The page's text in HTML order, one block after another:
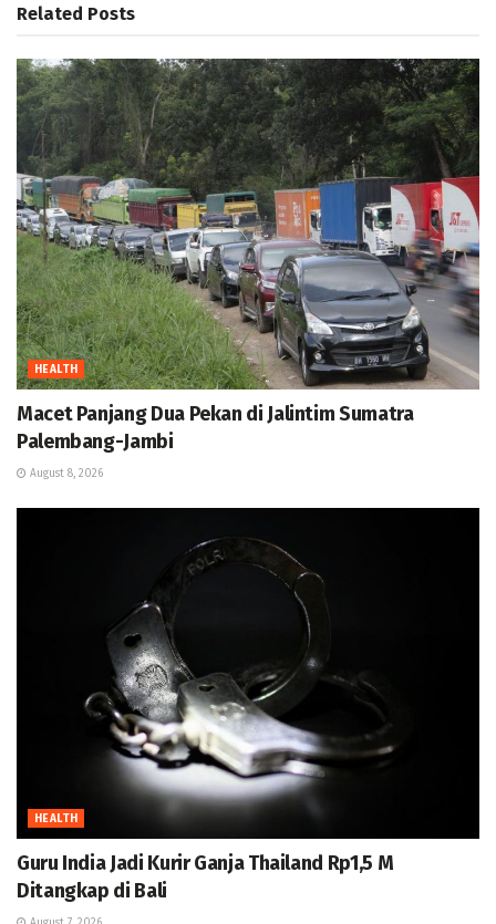
Related Posts
HEALTH
Macet Panjang Dua Pekan di Jalintim Sumatra
Palembang-Jambi
August 8, 2026
HEALTH
Guru India Jadi Kurir Ganja Thailand Rp1,5 M
Ditangkap di Bali